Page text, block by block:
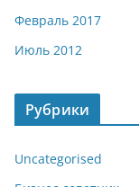
Февраль 2017
Июль 2012
Рубрики
Uncategorised